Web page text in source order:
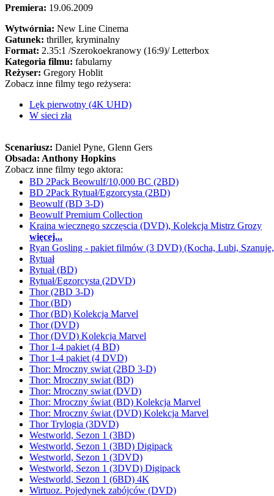
Premiera: 19.06.2009
Wytwórnia: New Line Cinema
Gatunek: thriller, kryminalny
Format: 2.35:1 /Szerokoekranowy (16:9)/Letterbox
Kategoria filmu: fabularny
Reżyser: Gregory Hoblit
Zobacz inne filmy tego reżysera:
Lęk pierwotny (4K UHD)
W sieci zła
Scenariusz: Daniel Pyne, Glenn Gers
Obsada: Anthony Hopkins
Zobacz inne filmy tego aktora:
BD 2Pack Beowulf/10,000 BC (2BD)
BD 2Pack Rytuał/Egzorcysta (2BD)
Beowulf (BD 3-D)
Beowulf Premium Collection
Kraina wiecznego szczęscia (DVD), Kolekcja Mistrz Grozy
więcej...
Ryan Gosling - pakiet filmów (3 DVD) (Kocha, Lubi, Szanuje,
Rytuał
Rytuał (BD)
Rytuał/Egzorcysta (2DVD)
Thor (2BD 3-D)
Thor (BD)
Thor (BD) Kolekcja Marvel
Thor (DVD)
Thor (DVD) Kolekcja Marvel
Thor 1-4 pakiet (4 BD)
Thor 1-4 pakiet (4 DVD)
Thor: Mroczny swiat (2BD 3-D)
Thor: Mroczny swiat (BD)
Thor: Mroczny swiat (DVD)
Thor: Mroczny świat (BD) Kolekcja Marvel
Thor: Mroczny świat (DVD) Kolekcja Marvel
Thor Trylogia (3DVD)
Westworld, Sezon 1 (3BD)
Westworld, Sezon 1 (3BD) Digipack
Westworld, Sezon 1 (3DVD)
Westworld, Sezon 1 (3DVD) Digipack
Westworld, Sezon 1 (6BD) 4K
Wirtuoz. Pojedynek zabójców (DVD)